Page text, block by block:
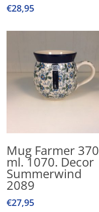
€28,95
Mug Farmer 370
ml. 1070. Decor
Summerwind
2089
€27,95